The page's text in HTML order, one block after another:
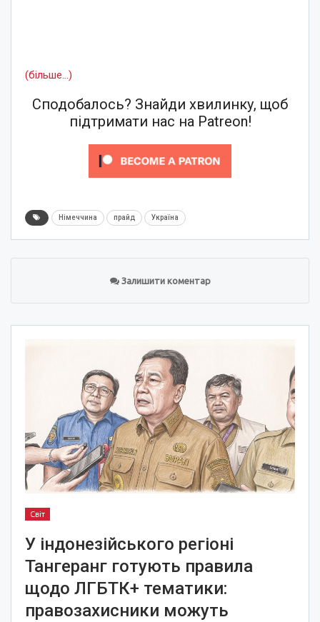
(більше…)
Сподобалось? Знайди хвилинку, щоб
підтримати нас на Patreon!
Німеччина прайд Україна
Залишити коментар
Світ
У індонезійського регіоні
Тангеранг готують правила
щодо ЛГБТК+ тематики:
правозахисники можуть